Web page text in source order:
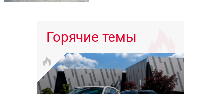
Горячие темы